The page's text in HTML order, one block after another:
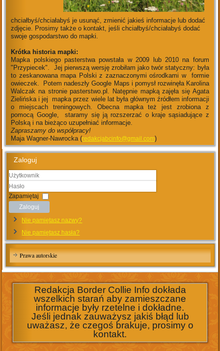
chciałbyś/chciałabyś je usunąć, zmienić jakieś informacje lub dodać
zdjęcie. Prosimy także o kontakt, jeśli chciałbyś/chciałabyś dodać
swoje gospodarstwo do mapki.
Krótka historia mapki:
Mapka polskiego pasterstwa powstała w 2009 lub 2010 na forum
"Przypiecek". Jej pierwszą wersję zrobiłam jako twór statyczny: była
to zeskanowana mapa Polski z zaznaczonymi ośrodkami w formie
owieczek. Potem nadeszły Google Maps i pomysł rozwinęła Karolina
Walczak na stronie pasterstwo.pl. Natępnie mapką zajęła się Agata
Zielińska i jej mapka przez wiele lat była głównym źródłem informacji
o miejscach treningowych. Obecna mapka też jest zrobiona z
pomocą Google, staramy się ją rozszerzać o kraje sąsiadujące z
Polską i na bieżąco uzupełniać informacje.
Zapraszamy do współpracy!
Maja Wagner-Nawrocka (redakcjabcinfo@gmail.com)
Zaloguj
Użytkownik
Hasło
Zapamiętaj
Zaloguj
Nie pamiętasz nazwy?
Nie pamiętasz hasła?
Prawa autorskie
Redakcja Border Collie Info dokłada
wszelkich starań aby zamieszczane
informacje były rzetelne i dokładne.
Jeśli jednak zauważysz jakiś błąd lub
uważasz, że czegoś brakuje, prosimy o
kontakt.